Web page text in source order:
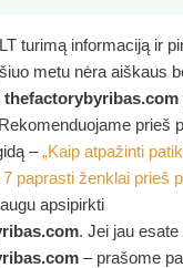
turimą informaciją ir
metu nėra aiškaus
thefactorybyribas.com
prieš
–„Kaip atpažinti
paprasti ženklai prieš
apsipirkti
. Jei jau
– prašome